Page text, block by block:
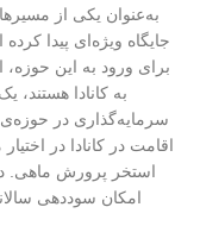
به‌عنوان یکی از
برای ورود به این
به کانادا
سرمایه‌گذاری در
اقامت در کانادا در
استخر پرورش ماهی.
امکان سوددهی